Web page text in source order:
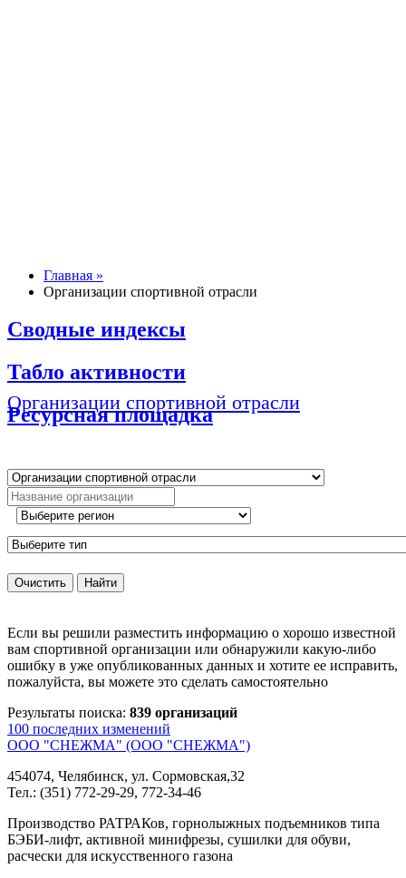
Главная »
Организации спортивной отрасли
Сводные индексы
Табло активности
Ресурсная площадка
Организации спортивной отрасли
Если вы решили разместить информацию о хорошо известной
вам спортивной организации или обнаружили какую-либо
ошибку в уже опубликованных данных и хотите ее исправить,
пожалуйста, вы можете это сделать самостоятельно
Результаты поиска: 839 организаций
100 последних изменений
ООО "СНЕЖМА" (ООО "СНЕЖМА")
454074, Челябинск, ул. Сормовская,32
Тел.: (351) 772-29-29, 772-34-46
Производство РАТРАКов, горнолыжных подъемников типа
БЭБИ-лифт, активной минифрезы, сушилки для обуви,
расчески для искусственного газона